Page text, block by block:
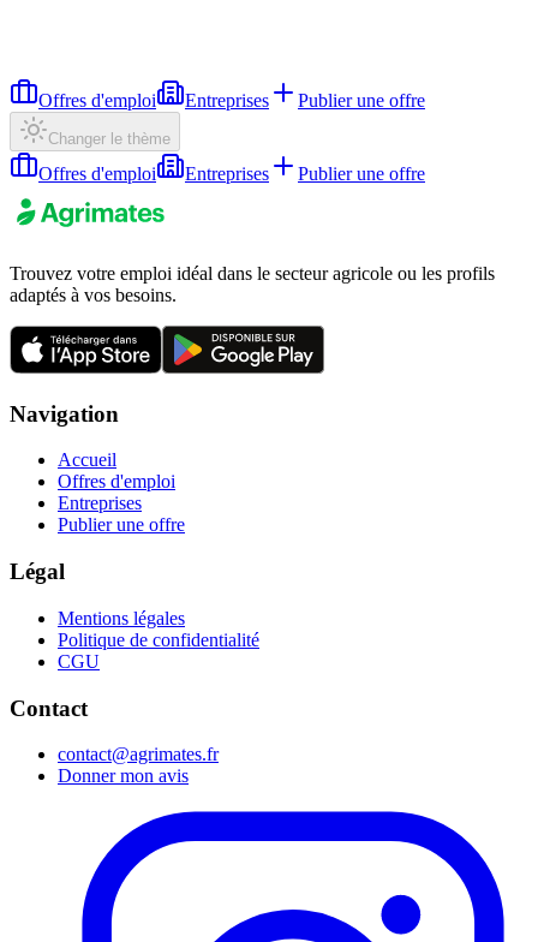
Offres d'emploi Entreprises Publier une offre
Changer le thème
Offres d'emploi Entreprises Publier une offre
Trouvez votre emploi idéal dans le secteur agricole ou les profils
adaptés à vos besoins.
Navigation
Accueil
Offres d'emploi
Entreprises
Publier une offre
Légal
Mentions légales
Politique de confidentialité
CGU
Contact
contact@agrimates.fr
Donner mon avis